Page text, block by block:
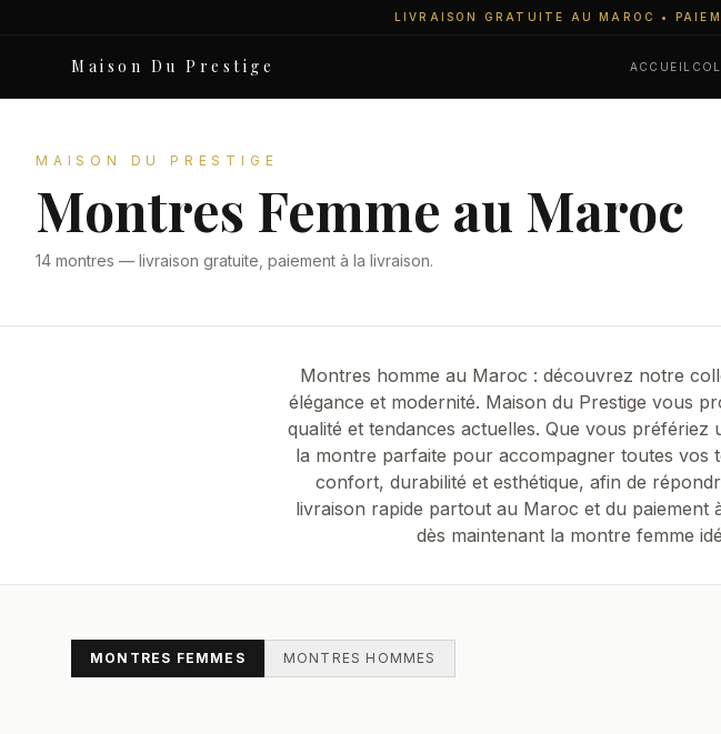
LIVRAISON GRATUITE AU MAROC •
Maison Du Prestige ACCUEIL
MAISON DU PRESTIGE
Montres Femme au Maroc
14 montres — livraison gratuite, paiement à la livraison.
Montres homme au Maroc : découvrez notre
élégance et modernité. Maison du Prestige vous
qualité et tendances actuelles. Que vous
la montre parfaite pour accompagner toutes vos
confort, durabilité et esthétique, afin de
livraison rapide partout au Maroc et du
dès maintenant la montre femme
MONTRES FEMMES MONTRES HOMMES
Trier par